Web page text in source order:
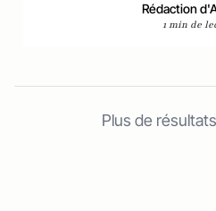
Rédaction
1 min de
Plus de